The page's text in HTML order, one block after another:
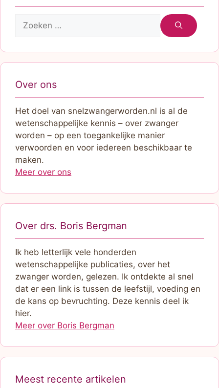
Zoek
Over ons
Het doel van snelzwangerworden.nl is al de
wetenschappelijke kennis – over zwanger
worden – op een toegankelijke manier
verwoorden en voor iedereen beschikbaar te
maken.
Meer over ons
Over drs. Boris Bergman
Ik heb letterlijk vele honderden
wetenschappelijke publicaties, over het
zwanger worden, gelezen. Ik ontdekte al snel
dat er een link is tussen de leefstijl, voeding en
de kans op bevruchting. Deze kennis deel ik
hier.
Meer over Boris Bergman
Meest recente artikelen